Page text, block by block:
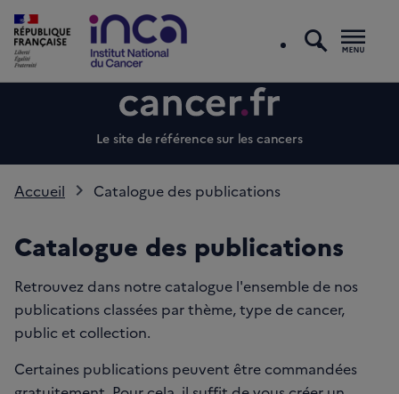
Le site de référence sur les cancers
Accueil Catalogue des publications
Catalogue des publications
Retrouvez dans notre catalogue l'ensemble de nos
publications classées par thème, type de cancer,
public et collection.
Certaines publications peuvent être commandées